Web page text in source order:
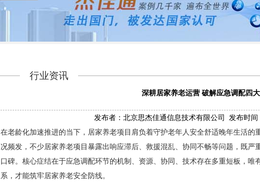
行业资讯
深耕居家养老运营 破解应急调配四
发布者：北京思杰佳通信息技术有限公司 发布时间
在老龄化加速推进的当下，居家养老项目肩负着守护老年人安全舒适晚年生活
况频发，不少居家养老项目暴露出响应滞后、救援混乱、协同不畅等问题，既严
口碑。核心症结在于应急调配环节的机制、资源、协同、技术存在多重短板，
系，才能筑牢居家养老安全防线。